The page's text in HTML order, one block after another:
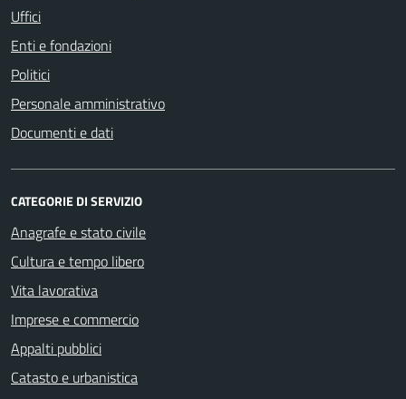
Uffici
Enti e fondazioni
Politici
Personale amministrativo
Documenti e dati
CATEGORIE DI SERVIZIO
Anagrafe e stato civile
Cultura e tempo libero
Vita lavorativa
Imprese e commercio
Appalti pubblici
Catasto e urbanistica